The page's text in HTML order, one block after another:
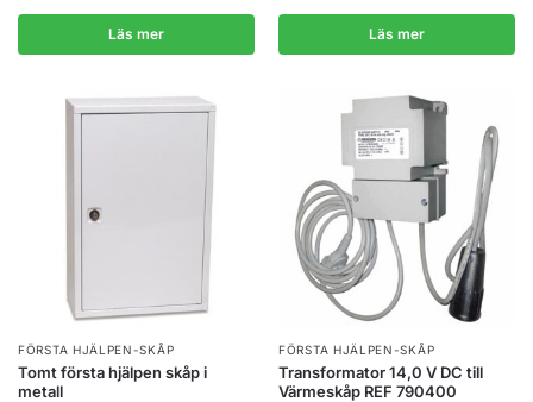
Läs mer Läs mer
FÖRSTA HJÄLPEN-SKÅP
Tomt första hjälpen skåp i
metall
FÖRSTA HJÄLPEN-SKÅP
Transformator 14,0 V DC till
Värmeskåp REF 790400